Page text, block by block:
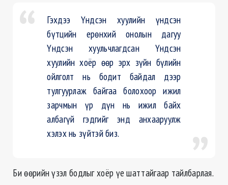
Гэхдээ Үндсэн хуулийн үндсэн
бүтцийн ерөнхий онолын дагуу
Үндсэн хуульчлагдсан Үндсэн
хуулийн хоёр өөр эрх зүйн бүлийн
ойлголт нь бодит байдал дээр
тулгуурлаж байгаа болохоор ижил
зарчмын үр дүн нь ижил байх
албагүй гэдгийг энд анхааруулж
хэлэх нь зүйтэй биз.
Би өөрийн үзэл бодлыг хоёр үе шаттайгаар тайлбарлая.